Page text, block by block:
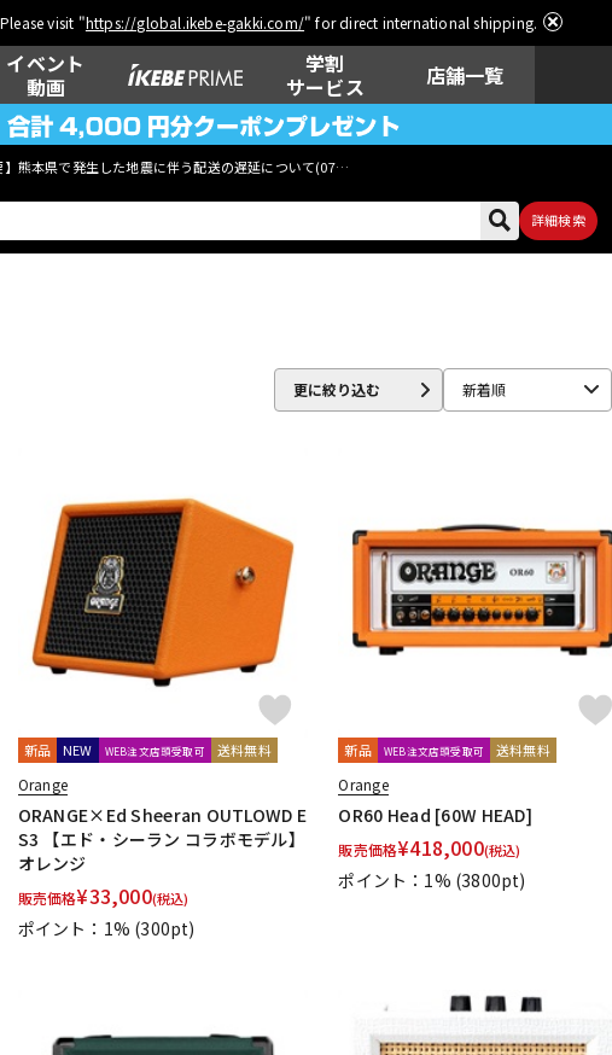
visit "https://global.ikebe-gakki.com/" for direct international shipping.
イベント
動画
学割
サービス
店舗一覧
】熊本県で発生した地震に伴う配送の遅延について(07月29日
詳細検索
DTM オンラ
イン納品
レコーディン
グ機器
配信/ライブ
機器
更に絞り込む 新着順
新品 NEW WEB注文店頭受取可 送料無料
Orange
ORANGE×Ed Sheeran OUTLOWD E
S3 【エド・シーラン コラボモデル】
オレンジ
販売価格¥33,000(税込)
ポイント：1% (300pt)
新品 WEB注文店頭受取可 送料無料
Orange
OR60 Head [60W HEAD]
販売価格¥418,000(税込)
ポイント：1% (3800pt)